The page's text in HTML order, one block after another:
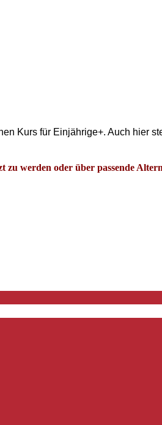
Kurs für Einjährige+. Auch hier
zu werden oder über passende